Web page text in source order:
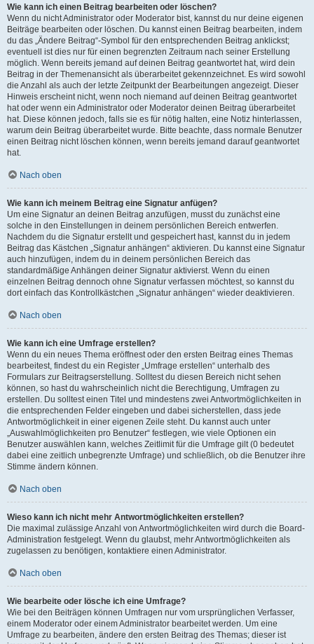
Wie kann ich einen Beitrag bearbeiten oder löschen?
Wenn du nicht Administrator oder Moderator bist, kannst du nur deine eigenen
Beiträge bearbeiten oder löschen. Du kannst einen Beitrag bearbeiten, indem
du das „Ändere Beitrag“-Symbol für den entsprechenden Beitrag anklickst;
eventuell ist dies nur für einen begrenzten Zeitraum nach seiner Erstellung
möglich. Wenn bereits jemand auf deinen Beitrag geantwortet hat, wird dein
Beitrag in der Themenansicht als überarbeitet gekennzeichnet. Es wird sowohl
die Anzahl als auch der letzte Zeitpunkt der Bearbeitungen angezeigt. Dieser
Hinweis erscheint nicht, wenn noch niemand auf deinen Beitrag geantwortet
hat oder wenn ein Administrator oder Moderator deinen Beitrag überarbeitet
hat. Diese können jedoch, falls sie es für nötig halten, eine Notiz hinterlassen,
warum dein Beitrag überarbeitet wurde. Bitte beachte, dass normale Benutzer
einen Beitrag nicht löschen können, wenn bereits jemand darauf geantwortet
hat.
Nach oben
Wie kann ich meinem Beitrag eine Signatur anfügen?
Um eine Signatur an deinen Beitrag anzufügen, musst du zunächst eine
solche in den Einstellungen in deinem persönlichen Bereich entwerfen.
Nachdem du die Signatur erstellt und gespeichert hast, kannst du in jedem
Beitrag das Kästchen „Signatur anhängen“ aktivieren. Du kannst eine Signatur
auch hinzufügen, indem du in deinem persönlichen Bereich das
standardmäßige Anhängen deiner Signatur aktivierst. Wenn du einen
einzelnen Beitrag dennoch ohne Signatur verfassen möchtest, so kannst du
dort einfach das Kontrollkästchen „Signatur anhängen“ wieder deaktivieren.
Nach oben
Wie kann ich eine Umfrage erstellen?
Wenn du ein neues Thema eröffnest oder den ersten Beitrag eines Themas
bearbeitest, findest du ein Register „Umfrage erstellen“ unterhalb des
Formulars zur Beitragserstellung. Solltest du diesen Bereich nicht sehen
können, so hast du wahrscheinlich nicht die Berechtigung, Umfragen zu
erstellen. Du solltest einen Titel und mindestens zwei Antwortmöglichkeiten in
die entsprechenden Felder eingeben und dabei sicherstellen, dass jede
Antwortmöglichkeit in einer eigenen Zeile steht. Du kannst auch unter
„Auswahlmöglichkeiten pro Benutzer“ festlegen, wie viele Optionen ein
Benutzer auswählen kann, welches Zeitlimit für die Umfrage gilt (0 bedeutet
dabei eine zeitlich unbegrenzte Umfrage) und schließlich, ob die Benutzer ihre
Stimme ändern können.
Nach oben
Wieso kann ich nicht mehr Antwortmöglichkeiten erstellen?
Die maximal zulässige Anzahl von Antwortmöglichkeiten wird durch die Board-
Administration festgelegt. Wenn du glaubst, mehr Antwortmöglichkeiten als
zugelassen zu benötigen, kontaktiere einen Administrator.
Nach oben
Wie bearbeite oder lösche ich eine Umfrage?
Wie bei den Beiträgen können Umfragen nur vom ursprünglichen Verfasser,
einem Moderator oder einem Administrator bearbeitet werden. Um eine
Umfrage zu bearbeiten, ändere den ersten Beitrag des Themas; dieser ist